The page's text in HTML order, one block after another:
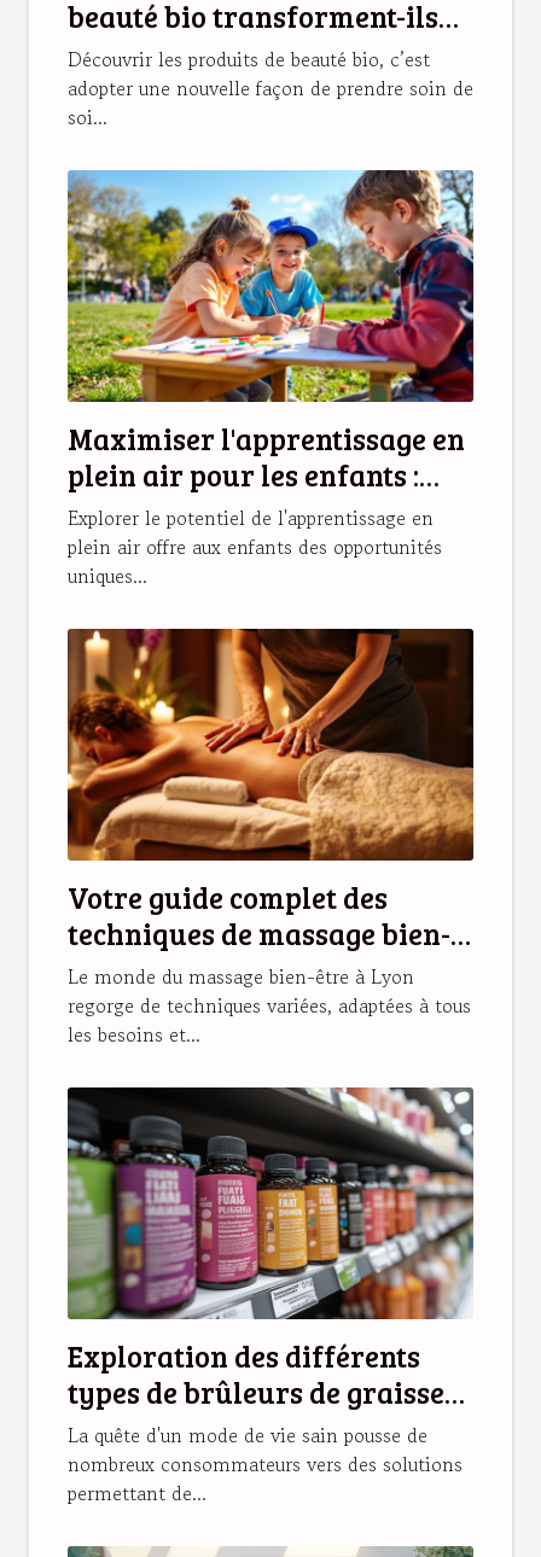
beauté bio transforment-ils
votre routine quotidienne ?
Découvrir les produits de beauté bio, c’est
adopter une nouvelle façon de prendre soin de
soi...
Maximiser l'apprentissage en
plein air pour les enfants :
stratégies et bénéfices
Explorer le potentiel de l'apprentissage en
plein air offre aux enfants des opportunités
uniques...
Votre guide complet des
techniques de massage bien-
être disponibles à Lyon
Le monde du massage bien-être à Lyon
regorge de techniques variées, adaptées à tous
les besoins et...
Exploration des différents
types de brûleurs de graisse
disponibles en pharmacie
La quête d'un mode de vie sain pousse de
nombreux consommateurs vers des solutions
permettant de...